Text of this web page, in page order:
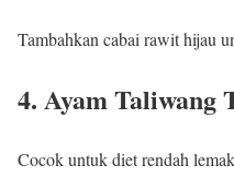
Tambahkan cabai rawit hijau
4. Ayam Taliwang
Cocok untuk diet rendah